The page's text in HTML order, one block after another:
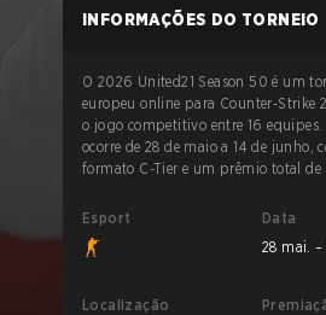
INFORMAÇÕES DO TORNEIO
O 2026 United21 Season 50 é um
europeu online para Counter-Strike
o jogo competitivo entre 16 equipes.
ocorre de 28 de maio a 14 de junho,
formato C-Tier e um prêmio total
Esport
Data
28 mai. –
Localização